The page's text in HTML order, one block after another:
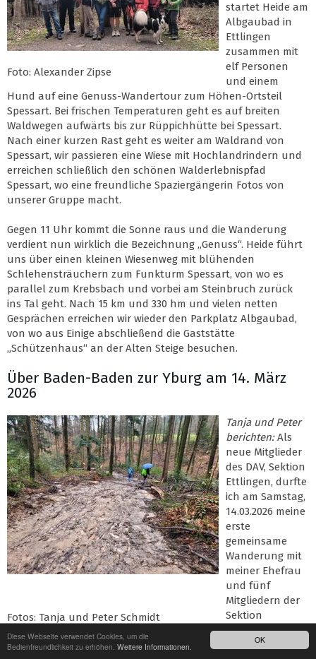
OK
Diese Webseite verwendet Cookies, um die
Bedienfreundlichkeit zu erhöhen. Weitere Informationen.
Foto: Alexander Zipse
startet Heide am
Albgaubad in
Ettlingen
zusammen mit
elf Personen
und einem
Hund auf eine Genuss-Wandertour zum Höhen-Ortsteil
Spessart. Bei frischen Temperaturen geht es auf breiten
Waldwegen aufwärts bis zur Rüppichhütte bei Spessart.
Nach einer kurzen Rast geht es weiter am Waldrand von
Spessart, wir passieren eine Wiese mit Hochlandrindern und
erreichen schließlich den schönen Walderlebnispfad
Spessart, wo eine freundliche Spaziergängerin Fotos von
unserer Gruppe macht.
Gegen 11 Uhr kommt die Sonne raus und die Wanderung
verdient nun wirklich die Bezeichnung „Genuss“. Heide führt
uns über einen kleinen Wiesenweg mit blühenden
Schlehensträuchern zum Funkturm Spessart, von wo es
parallel zum Krebsbach und vorbei am Steinbruch zurück
ins Tal geht. Nach 15 km und 330 hm und vielen netten
Gesprächen erreichen wir wieder den Parkplatz Albgaubad,
von wo aus Einige abschließend die Gaststätte
„Schützenhaus“ an der Alten Steige besuchen.
Über Baden-Baden zur Yburg am 14. März
2026
Fotos: Tanja und Peter Schmidt
Tanja und Peter
berichten:Als
neue Mitglieder
des DAV, Sektion
Ettlingen, durfte
ich am Samstag,
14.03.2026 meine
erste
gemeinsame
Wanderung mit
meiner Ehefrau
und fünf
Mitgliedern der
Sektion
Ettlingen
erleben.